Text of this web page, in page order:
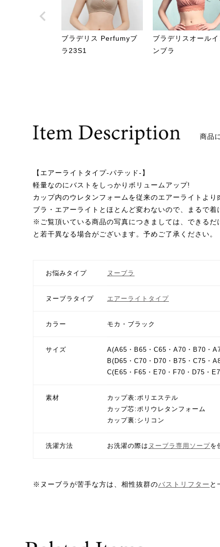
ブラデリス Perfumyブ
ラ23S1
ブラデリスオール
ンブラ
商品
【エアーライトタイプ-パテッド-】
軽量なのにバストをしっかりボリュームアップ!
カップ内のウレタンフォームを従来のエアーライトよ
ブラ・エアーライトとほとんど変わないので、まるで
※ご覧頂いている商品の写真につきましては、できる
と若干異なる場合がございます。予めご了承ください。
お悩みタイプ ヌーブラ
ヌーブラタイプ エアーライトタイプ
カラー モカ・ブラック
サイズ
A(A65・B65・C65・A70・B70・
B(D65・C70・D70・B75・C75・
C(E65・F65・E70・F70・D75・
素材
カップ表:ポリエステル
カップ芯:ポリウレタンフォーム
カップ裏:シリコン
洗濯方法 お洗濯の際は ヌーブラ専用ソープを
※ヌーブラが苦手な方は、相性抜群のバストリフター と